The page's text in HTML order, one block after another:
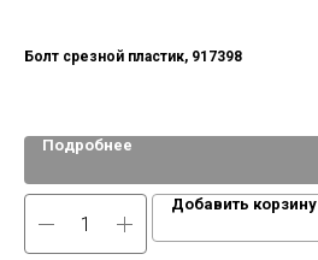
Болт срезной пластик, 917398
Подробнее
Добавить корзину